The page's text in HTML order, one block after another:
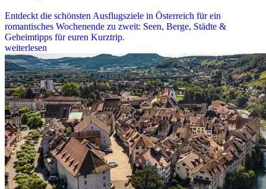
Entdeckt die schönsten Ausflugsziele in Österreich für ein
romantisches Wochenende zu zweit: Seen, Berge, Städte &
Geheimtipps für euren Kurztrip.
weiterlesen